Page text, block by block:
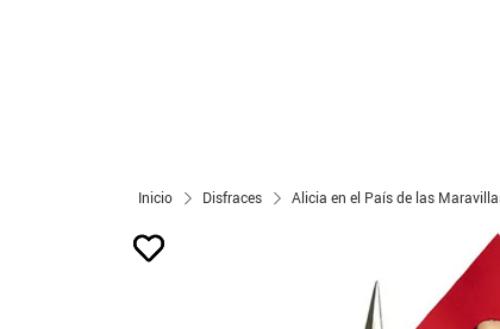
Inicio Disfraces Alicia en el País de las